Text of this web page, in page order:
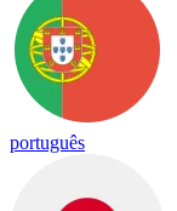
português